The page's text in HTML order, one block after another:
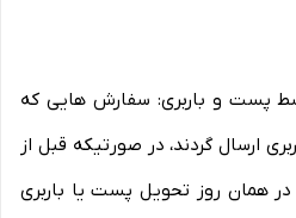
پست و باربری: سفارش هایی که
ارسال گردند، در صورتیکه قبل از
در همان روز تحویل پست یا باربری